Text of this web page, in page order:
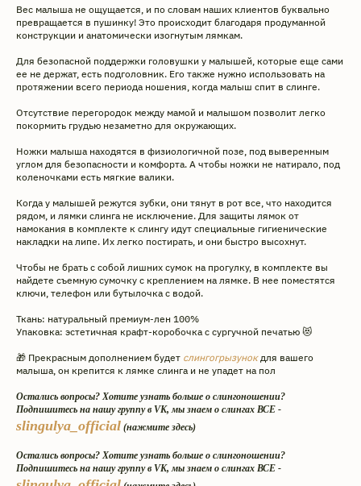
Вес малыша не ощущается, и по словам наших клиентов буквально
превращается в пушинку! Это происходит благодаря продуманной
конструкции и анатомически изогнутым лямкам.
Для безопасной поддержки головушки у малышей, которые еще сами
ее не держат, есть подголовник. Его также нужно использовать на
протяжении всего периода ношения, когда малыш спит в слинге.
Отсутствие перегородок между мамой и малышом позволит легко
покормить грудью незаметно для окружающих.
Ножки малыша находятся в физиологичной позе, под выверенным
углом для безопасности и комфорта. А чтобы ножки не натирало, под
коленочками есть мягкие валики.
Когда у малышей режутся зубки, они тянут в рот все, что находится
рядом, и лямки слинга не исключение. Для защиты лямок от
намокания в комплекте к слингу идут специальные гигиенические
накладки на липе. Их легко постирать, и они быстро высохнут.
Чтобы не брать с собой лишних сумок на прогулку, в комплекте вы
найдете съемную сумочку с креплением на лямке. В нее поместятся
ключи, телефон или бутылочка с водой.
Ткань: натуральный премиум-лен 100%
Упаковка: эстетичная крафт-коробочка с сургучной печатью 😻
🎁 Прекрасным дополнением будет слингогрызунок для вашего
малыша, он крепится к лямке слинга и не упадет на пол
Остались вопросы? Хотите узнать больше о слингоношении?
Подпишитесь на нашу группу в VK, мы знаем о слингах ВСЕ -
slingulya_official (нажмите здесь)
Остались вопросы? Хотите узнать больше о слингоношении?
Подпишитесь на нашу группу в VK, мы знаем о слингах ВСЕ -
Адрес производства: г. Череповец
Ульяна Александровна ОГРН ИП
309 352 833 100 101.
«Слинги ТМ СлингУля»
Интернет-магазин эргорюкзаков
и май-слингов с рождения.
в пушинку с 2009 года.